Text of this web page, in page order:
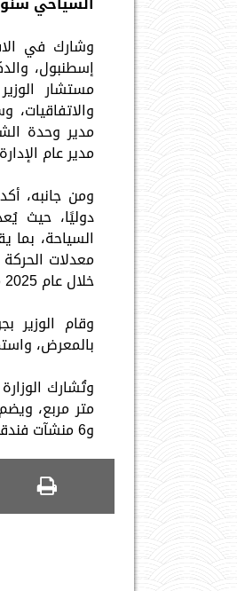
وشارك في
إسطنبول،
مستشار
مدير وحدة
مدير عام
ومن جانبه،
دوليًا، حيث
السياحة، بما
معدلات
خلال عام 2025 مقارنة بالعام السابق.
وقام الوزير
بالمعرض،
و6 منشآت فندقية، وشركتا طيران هما مصر للطيران وإير كايرو.